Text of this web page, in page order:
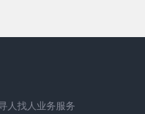
人找人业务服务